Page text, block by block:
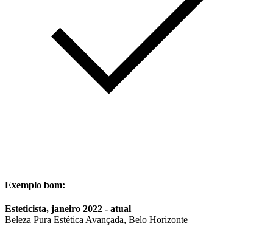
Exemplo bom:
Esteticista, janeiro 2022 - atual
Beleza Pura Estética Avançada, Belo Horizonte